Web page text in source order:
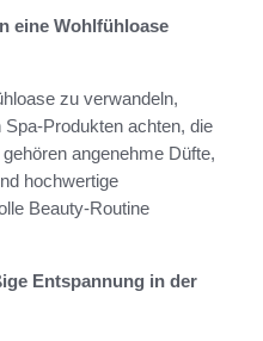
eine Wohlfühloase
zu verwandeln,
Produkten achten, die
angenehme Düfte,
hochwertige
Beauty-Routine
Entspannung in der